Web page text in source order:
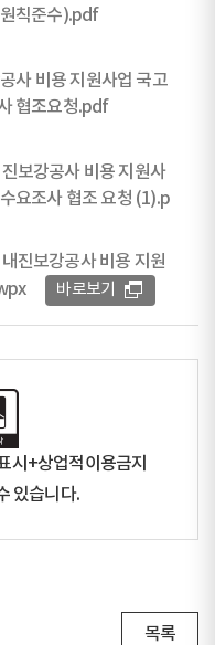
칙준수).pdf
사 비용 지원사업 국고
협조요청.pdf
보강공사 비용 지원사
요조사 협조 요청 (1).p
진보강공사 비용 지원
바로보기
시+상업적이용금지
있습니다.
목록